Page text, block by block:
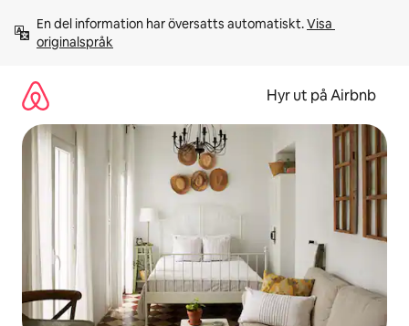
innehåll
En del information har översatts automatiskt. Visa
originalspråk
Hyr ut på Airbnb